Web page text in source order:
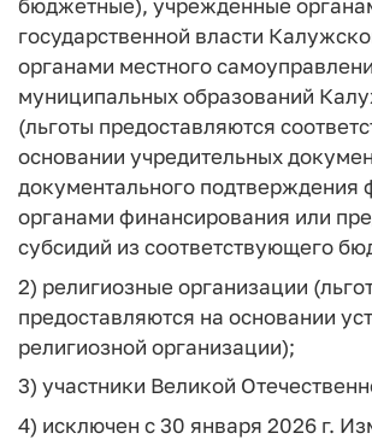
бюджетные), учрежденные
государственной власти
органами местного
муниципальных образований
(льготы предоставляются
основании учредительных
документального подтверждения
органами финансирования или
субсидий из соответствующего
2) религиозные организации
предоставляются на основании
религиозной организации);
3) участники Великой
4) исключен с 30 января 2026 г.